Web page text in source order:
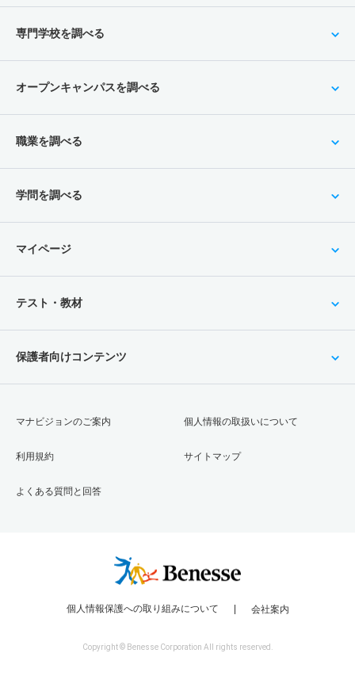
専門学校を調べる
オープンキャンパスを調べる
職業を調べる
学問を調べる
マイページ
テスト・教材
保護者向けコンテンツ
マナビジョンのご案内
利用規約
よくある質問と回答
個人情報の取扱いについて
サイトマップ
個人情報保護への取り組みについて 会社案内
Copyright © Benesse Corporation All rights reserved.